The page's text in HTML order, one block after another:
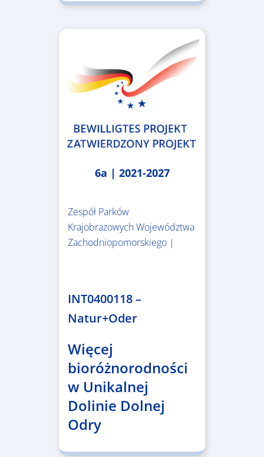
6a | 2021-2027
Zespół Parków
Krajobrazowych Województwa
Zachodniopomorskiego |
INT0400118 –
Natur+Oder
Więcej
bioróżnorodności
w Unikalnej
Dolinie Dolnej
Odry